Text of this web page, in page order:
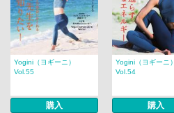
Yogini（ヨギーニ）
Vol.55
購入
Yogini（ヨギーニ）
Vol.54
購入